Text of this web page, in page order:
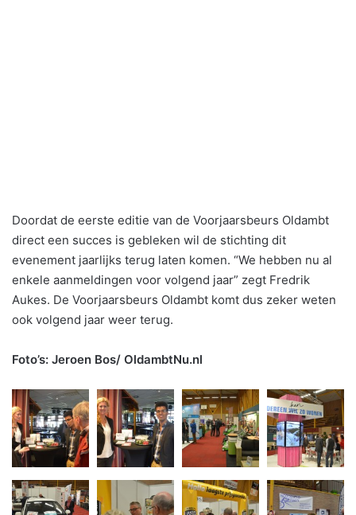
Doordat de eerste editie van de Voorjaarsbeurs Oldambt
direct een succes is gebleken wil de stichting dit
evenement jaarlijks terug laten komen. “We hebben nu al
enkele aanmeldingen voor volgend jaar” zegt Fredrik
Aukes. De Voorjaarsbeurs Oldambt komt dus zeker weten
ook volgend jaar weer terug.
Foto’s: Jeroen Bos/ OldambtNu.nl